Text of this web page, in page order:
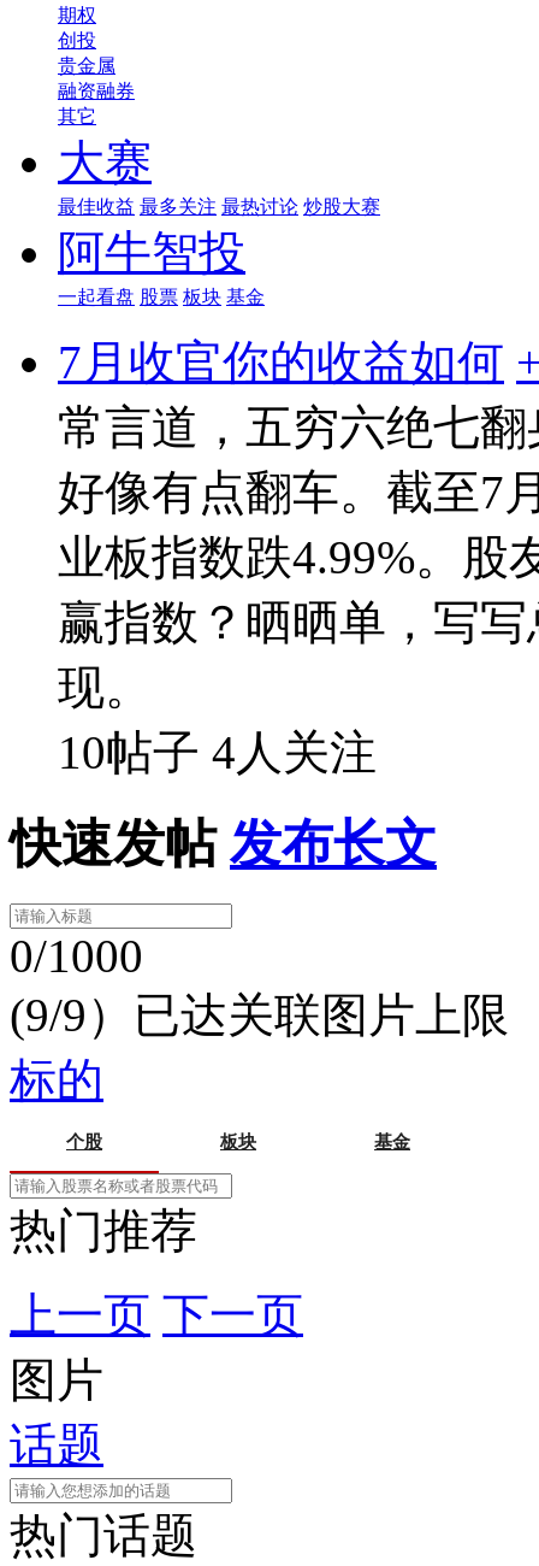
期权
创投
贵金属
融资融券
其它
大赛
最佳收益 最多关注 最热讨论 炒股大赛
阿牛智投
一起看盘 股票 板块 基金
7月收官你的收益如何
常言道，五穷六绝七
好像有点翻车。截至7
业板指数跌4.99%。股
赢指数？晒晒单，写
现。
10帖子 4人关注
快速发帖 发布长文
0/1000
(9/9）已达关联图片上限
标的
个股 板块 基金
热门推荐
上一页 下一页
图片
话题
热门话题